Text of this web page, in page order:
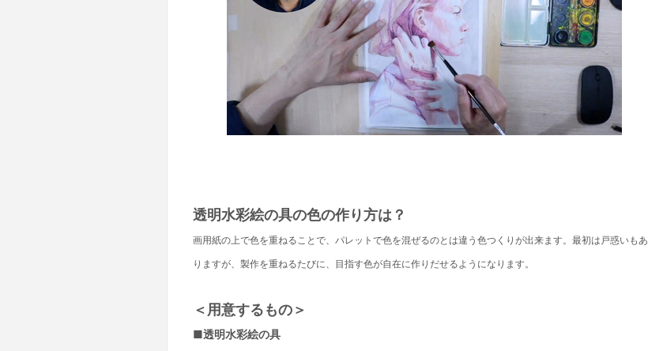
透明水彩絵の具の色の作り方は？
画用紙の上で色を重ねることで、パレットで色を混ぜるのとは違う色つくりが出来ます。最初は戸惑いもあ
りますが、製作を重ねるたびに、目指す色が自在に作りだせるようになります。
＜用意するもの＞
■透明水彩絵の具